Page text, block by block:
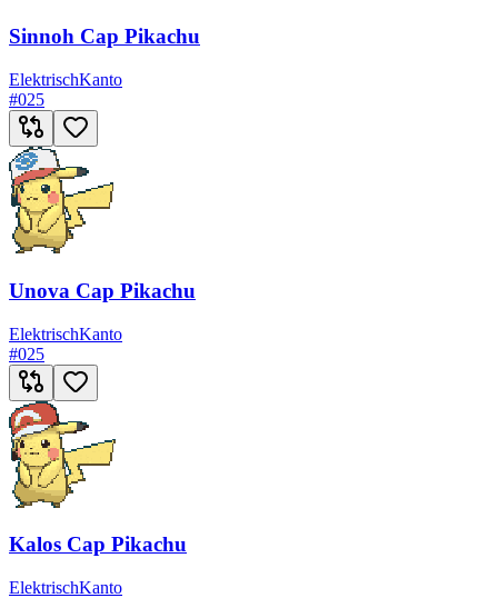
Sinnoh Cap Pikachu
ElektrischKanto
#025
Unova Cap Pikachu
ElektrischKanto
#025
Kalos Cap Pikachu
ElektrischKanto